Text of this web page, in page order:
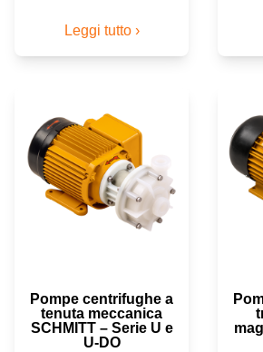
Leggi tutto ›
Pompe centrifughe a
tenuta meccanica
SCHMITT – Serie U e
U-DO